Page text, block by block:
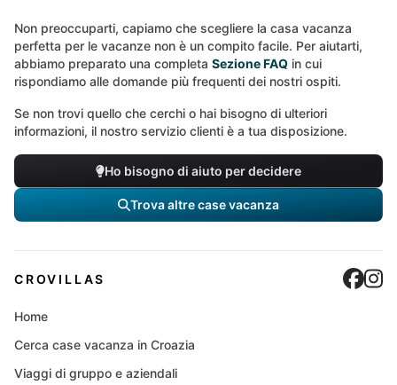
Non preoccuparti, capiamo che scegliere la casa vacanza
perfetta per le vacanze non è un compito facile. Per aiutarti,
abbiamo preparato una completa Sezione FAQ in cui
rispondiamo alle domande più frequenti dei nostri ospiti.
Se non trovi quello che cerchi o hai bisogno di ulteriori
informazioni, il nostro servizio clienti è a tua disposizione.
Ho bisogno di aiuto per decidere
Trova altre case vacanza
CROVILLAS
Home
Cerca case vacanza in Croazia
Viaggi di gruppo e aziendali